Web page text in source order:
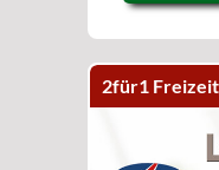
2für1